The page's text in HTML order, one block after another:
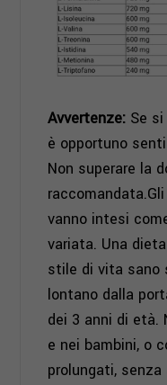
Avvertenze: Se
è opportuno
Non superare la
vanno intesi
variata. Una
stile di vita sano
lontano dalla
dei 3 anni di età.
e nei bambini, o
prolungati,